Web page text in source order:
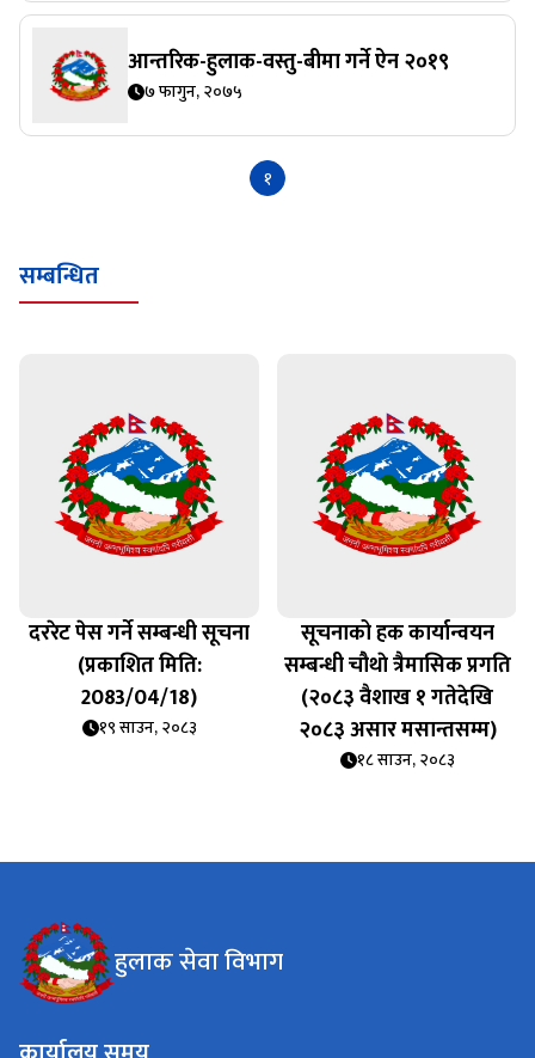
आन्तरिक-हुलाक-वस्तु-बीमा गर्ने ऐन २०१९
७ फागुन, २०७५
१
सम्बन्धित
दररेट पेस गर्ने सम्बन्धी सूचना
(प्रकाशित मिति:
2083/04/18)
१९ साउन, २०८३
सूचनाको हक कार्यान्वयन
सम्बन्धी चौथाे त्रैमासिक प्रगति
(२०८३ वैशाख १ गतेदेखि
२०८३ असार मसान्तसम्म)
१८ साउन, २०८३
हुलाक सेवा विभाग